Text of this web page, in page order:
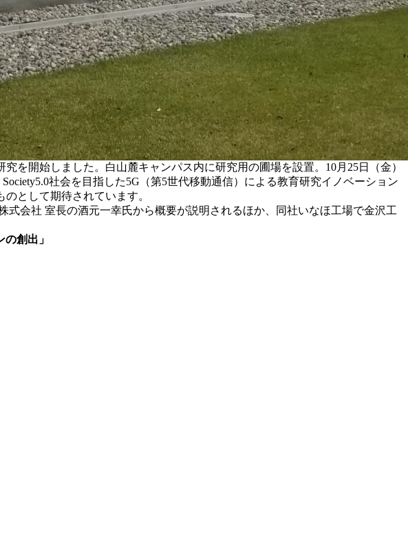
を開始しました。白山麓キャンパス内に研究用の圃場を設置。10月25日（金）
社会を目指した5G（第5世代移動通信）による教育研究イノベーション
として期待されています。
会社 室長の酒元一幸氏から概要が説明されるほか、同社いなほ工場で金沢工
創出」